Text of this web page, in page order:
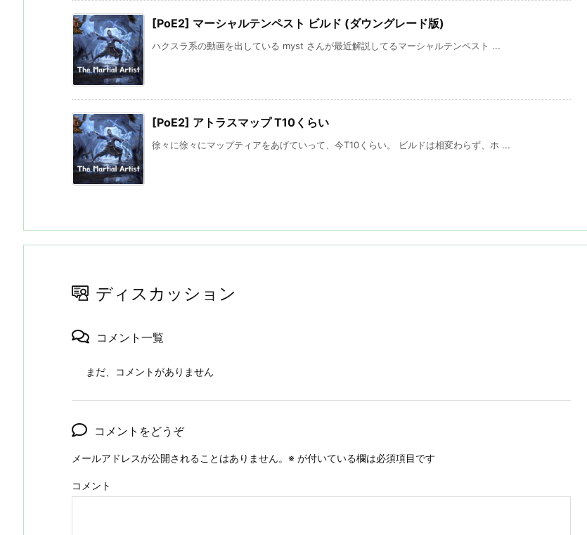
[PoE2] マーシャルテンペスト ビルド (ダウングレード版)
ハクスラ系の動画を出している myst さんが最近解説してるマーシャルテンペスト ...
[PoE2] アトラスマップ T10くらい
徐々に徐々にマップティアをあげていって、今T10くらい。 ビルドは相変わらず、ホ ...
ディスカッション
コメント一覧
まだ、コメントがありません
コメントをどうぞ
メールアドレスが公開されることはありません。 ※ が付いている欄は必須項目です
コメント